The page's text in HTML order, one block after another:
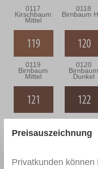
0117
Kirschbaum
Mittel
0118
Birnbaum
0119
Birnbaum
Mittel
0120
Birnbaum
Dunkel
0121 Macoré 0122
Preisauszeichnung
Privatkunden